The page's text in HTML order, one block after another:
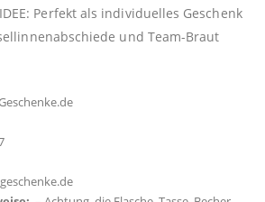
Perfekt als individuelles Geschenk
und Team-Braut